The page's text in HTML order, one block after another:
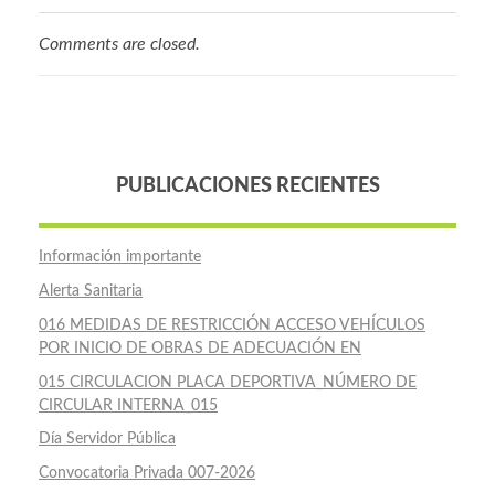
Comments are closed.
PUBLICACIONES RECIENTES
Información importante
Alerta Sanitaria
016 MEDIDAS DE RESTRICCIÓN ACCESO VEHÍCULOS
POR INICIO DE OBRAS DE ADECUACIÓN EN
015 CIRCULACION PLACA DEPORTIVA_NÚMERO DE
CIRCULAR INTERNA_015
Día Servidor Pública
Convocatoria Privada 007-2026